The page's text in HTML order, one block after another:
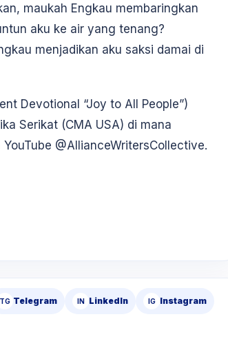
maukah Engkau membaringkan
aku ke air yang tenang?
menjadikan aku saksi damai di
Devotional “Joy to All People”)
Serikat (CMA USA) di mana
@AllianceWritersCollective.
TG Telegram IN LinkedIn IG Instagram